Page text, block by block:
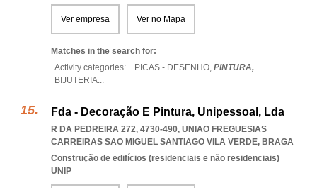
Ver empresa Ver no Mapa
Matches in the search for:
Activity categories: ...PICAS - DESENHO, PINTURA,
BIJUTERIA...
Fda - Decoração E Pintura, Unipessoal, Lda
R DA PEDREIRA 272, 4730-490, UNIAO FREGUESIAS
CARREIRAS SAO MIGUEL SANTIAGO VILA VERDE, BRAGA
Construção de edifícios (residenciais e não residenciais)
UNIP